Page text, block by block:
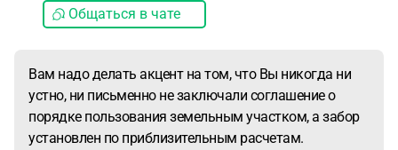
Общаться в чате
Вам надо делать акцент на том, что Вы никогда ни
устно, ни письменно не заключали соглашение о
порядке пользования земельным участком, а забор
установлен по приблизительным расчетам.